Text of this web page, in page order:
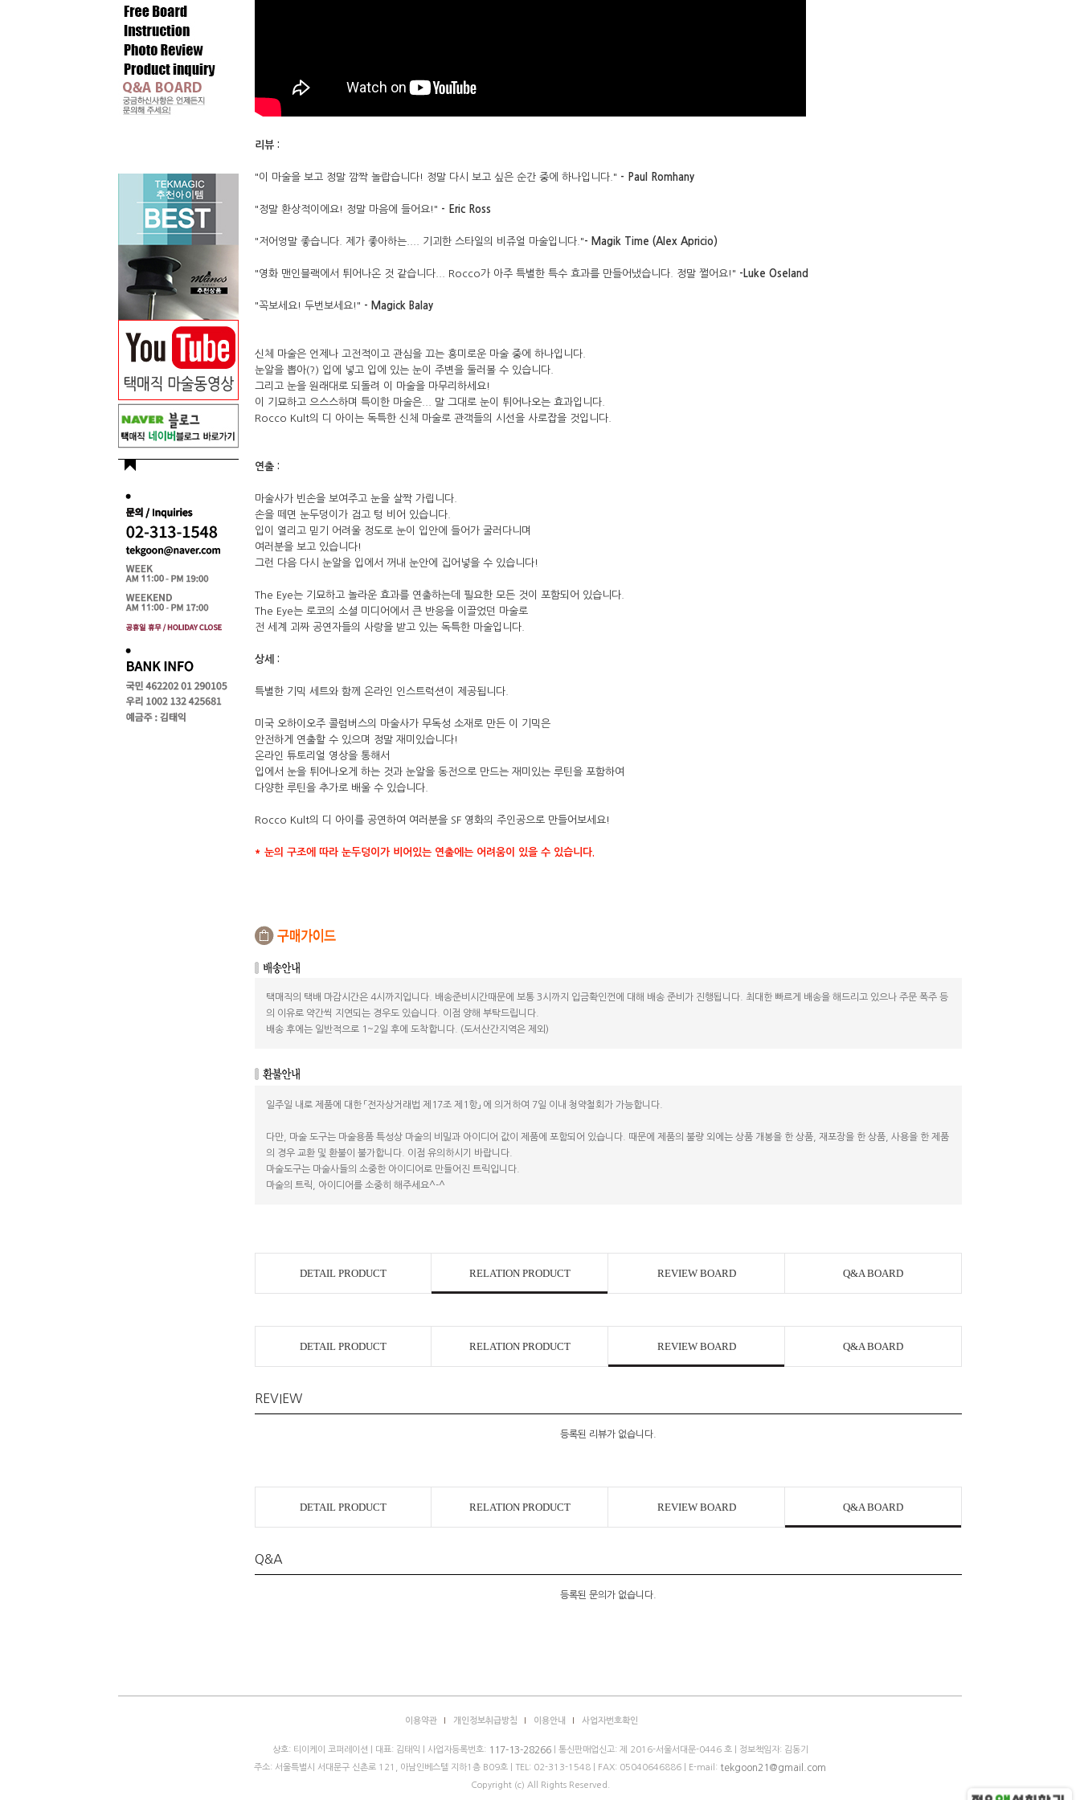
리뷰 :
"이 마술을 보고 정말 깜짝 놀랍습니다! 정말 다시 보고 싶은 순간 중에 하나입니다." - Paul Romhany
"정말 환상적이에요! 정말 마음에 들어요!" - Eric Ross
"저어엉말 좋습니다. 제가 좋아하는.... 기괴한 스타일의 비쥬얼 마술입니다."- Magik Time (Alex Apricio)
"영화 맨인블랙에서 튀어나온 것 같습니다... Rocco가 아주 특별한 특수 효과를 만들어냈습니다. 정말 쩔어요!" -Luke Oseland
"꼭보세요! 두번보세요!" - Magick Balay
신체 마술은 언제나 고전적이고 관심을 끄는 흥미로운 마술 중에 하나입니다.
눈알을 뽑아(?) 입에 넣고 입에 있는 눈이 주변을 둘러볼 수 있습니다.
그리고 눈을 원래대로 되돌려 이 마술을 마무리하세요!
이 기묘하고 으스스하며 특이한 마술은... 말 그대로 눈이 튀어나오는 효과입니다.
Rocco Kult의 디 아이는 독특한 신체 마술로 관객들의 시선을 사로잡을 것입니다.
연출 :
마술사가 빈손을 보여주고 눈을 살짝 가립니다.
손을 떼면 눈두덩이가 검고 텅 비어 있습니다.
입이 열리고 믿기 어려울 정도로 눈이 입안에 들어가 굴러다니며
여러분을 보고 있습니다!
그런 다음 다시 눈알을 입에서 꺼내 눈안에 집어넣을 수 있습니다!
The Eye는 기묘하고 놀라운 효과를 연출하는데 필요한 모든 것이 포함되어 있습니다.
The Eye는 로코의 소셜 미디어에서 큰 반응을 이끌었던 마술로
전 세계 괴짜 공연자들의 사랑을 받고 있는 독특한 마술입니다.
상세 :
특별한 기믹 세트와 함께 온라인 인스트럭션이 제공됩니다.
미국 오하이오주 콜럼버스의 마술사가 무독성 소재로 만든 이 기믹은
안전하게 연출할 수 있으며 정말 재미있습니다!
온라인 튜토리얼 영상을 통해서
입에서 눈을 튀어나오게 하는 것과 눈알을 동전으로 만드는 재미있는 루틴을 포함하여
다양한 루틴을 추가로 배울 수 있습니다.
Rocco Kult의 디 아이를 공연하여 여러분을 SF 영화의 주인공으로 만들어보세요!
* 눈의 구조에 따라 눈두덩이가 비어있는 연출에는 어려움이 있을 수 있습니다.
택매직의 택배 마감시간은 4시까지입니다. 배송준비시간때문에 보통 3시까지 입금확인껀에 대해 배송 준비가 진행됩니다. 최대한 빠르게 배송을 해드리고 있으나 주문 폭주 등
의 이유로 약간씩 지연되는 경우도 있습니다. 이점 양해 부탁드립니다.
배송 후에는 일반적으로 1~2일 후에 도착합니다. (도서산간지역은 제외)
일주일 내로 제품에 대한 「전자상거래법 제17조 제1항」 에 의거하여 7일 이내 청약철회가 가능합니다.
다만, 마술 도구는 마술용품 특성상 마술의 비밀과 아이디어 값이 제품에 포함되어 있습니다. 때문에 제품의 불량 외에는 상품 개봉을 한 상품, 재포장을 한 상품, 사용을 한 제품
의 경우 교환 및 환불이 불가합니다. 이점 유의하시기 바랍니다.
마술도구는 마술사들의 소중한 아이디어로 만들어진 트릭입니다.
마술의 트릭, 아이디어를 소중히 해주세요^-^
DETAIL PRODUCT RELATION PRODUCT REVIEW BOARD Q&A BOARD
DETAIL PRODUCT RELATION PRODUCT REVIEW BOARD Q&A BOARD
REVIEW
등록된 리뷰가 없습니다.
DETAIL PRODUCT RELATION PRODUCT REVIEW BOARD Q&A BOARD
Q&A
등록된 문의가 없습니다.
이용약관 개인정보취급방침 이용안내 사업자번호확인
상호: 티이케이 코퍼레이션 | 대표: 김태익 | 사업자등록번호: 117-13-28266| 통신판매업신고: 제 2016-서울서대문-0446 호 | 정보책임자: 김동기
주소: 서울특별시 서대문구 신촌로 121, 아남인베스텔 지하1층 B09호 | TEL: 02-313-1548 | FAX: 05040646886 | E-mail: tekgoon21@gmail.com
Copyright (c) All Rights Reserved.